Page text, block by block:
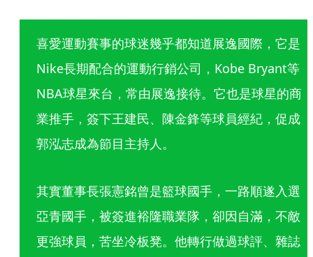
喜愛運動賽事的球迷幾乎都知道展逸國際，它是
Nike長期配合的運動行銷公司，Kobe Bryant等
NBA球星來台，常由展逸接待。它也是球星的商
業推手，簽下王建民、陳金鋒等球員經紀，促成
郭泓志成為節目主持人。
其實董事長張憲銘曾是籃球國手，一路順遂入選
亞青國手，被簽進裕隆職業隊，卻因自滿，不敵
更強球員，苦坐冷板凳。他轉行做過球評、雜誌